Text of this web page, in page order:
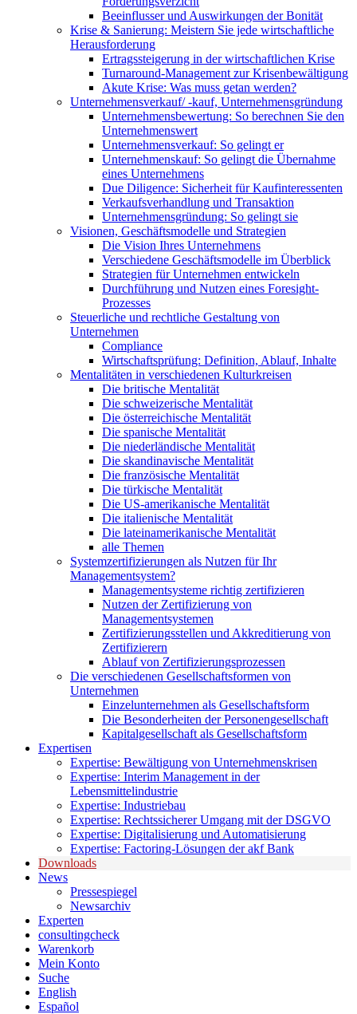
Beeinflusser und Auswirkungen der Bonität
Krise & Sanierung: Meistern Sie jede wirtschaftliche
Herausforderung
Ertragssteigerung in der wirtschaftlichen Krise
Turnaround-Management zur Krisenbewältigung
Akute Krise: Was muss getan werden?
Unternehmensverkauf/ -kauf, Unternehmensgründung
Unternehmensbewertung: So berechnen Sie den
Unternehmenswert
Unternehmensverkauf: So gelingt er
Unternehmenskauf: So gelingt die Übernahme
eines Unternehmens
Due Diligence: Sicherheit für Kaufinteressenten
Verkaufsverhandlung und Transaktion
Unternehmensgründung: So gelingt sie
Visionen, Geschäftsmodelle und Strategien
Die Vision Ihres Unternehmens
Verschiedene Geschäftsmodelle im Überblick
Strategien für Unternehmen entwickeln
Durchführung und Nutzen eines Foresight-
Prozesses
Steuerliche und rechtliche Gestaltung von
Unternehmen
Compliance
Wirtschaftsprüfung: Definition, Ablauf, Inhalte
Mentalitäten in verschiedenen Kulturkreisen
Die britische Mentalität
Die schweizerische Mentalität
Die österreichische Mentalität
Die spanische Mentalität
Die niederländische Mentalität
Die skandinavische Mentalität
Die französische Mentalität
Die türkische Mentalität
Die US-amerikanische Mentalität
Die italienische Mentalität
Die lateinamerikanische Mentalität
alle Themen
Systemzertifizierungen als Nutzen für Ihr
Managementsystem?
Managementsysteme richtig zertifizieren
Nutzen der Zertifizierung von
Managementsystemen
Zertifizierungsstellen und Akkreditierung von
Zertifizierern
Ablauf von Zertifizierungsprozessen
Die verschiedenen Gesellschaftsformen von
Unternehmen
Einzelunternehmen als Gesellschaftsform
Die Besonderheiten der Personengesellschaft
Kapitalgesellschaft als Gesellschaftsform
Expertisen
Expertise: Bewältigung von Unternehmenskrisen
Expertise: Interim Management in der
Lebensmittelindustrie
Expertise: Industriebau
Expertise: Rechtssicherer Umgang mit der DSGVO
Expertise: Digitalisierung und Automatisierung
Expertise: Factoring-Lösungen der akf Bank
Downloads
News
Pressespiegel
Newsarchiv
Experten
consultingcheck
Warenkorb
Mein Konto
Suche
English
Español